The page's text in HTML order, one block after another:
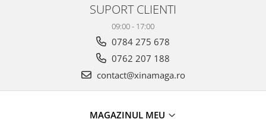
SUPORT CLIENTI
09:00 - 17:00
0784 275 678
0762 207 188
contact@xinamaga.ro
MAGAZINUL MEU